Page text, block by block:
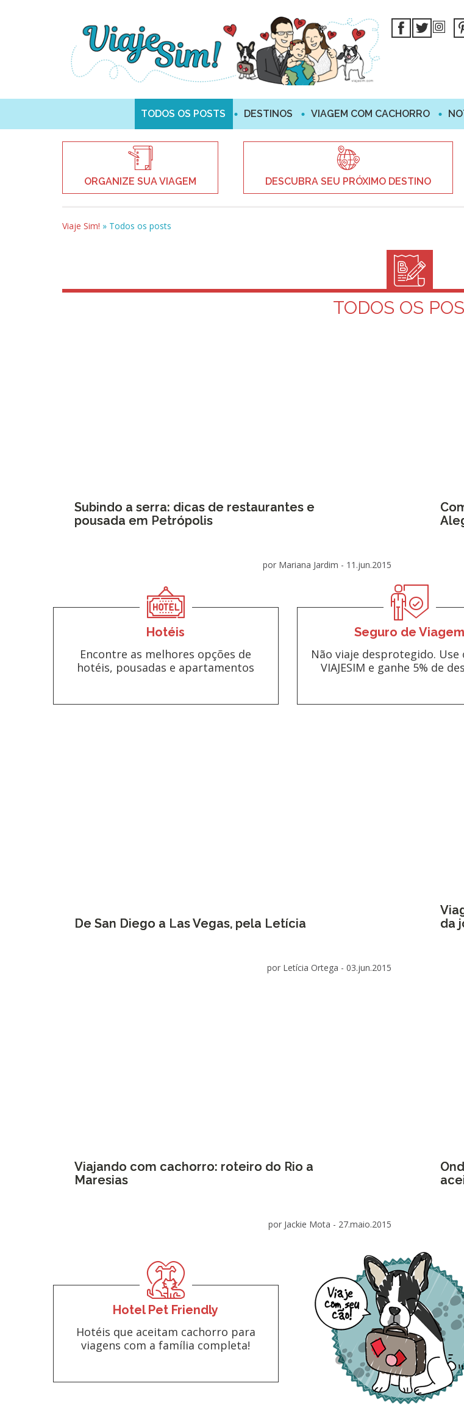
TODOS OS POSTS DESTINOS VIAGEM COM CACHORRO
ORGANIZE SUA VIAGEM DESCUBRA SEU PRÓXIMO DESTINO
Viaje Sim! » Todos os posts
TODOS OS
Subindo a serra: dicas de restaurantes e
pousada em Petrópolis
por Mariana Jardim - 11.jun.2015
Hotéis
Encontre as melhores opções de
hotéis, pousadas e apartamentos
Seguro de Viagem
Não viaje desprotegido. Use
VIAJESIM e ganhe 5% de
De San Diego a Las Vegas, pela Letícia
por Letícia Ortega - 03.jun.2015
da
Viajando com cachorro: roteiro do Rio a
Maresias
por Jackie Mota - 27.maio.2015
Hotel Pet Friendly
Hotéis que aceitam cachorro para
viagens com a família completa!